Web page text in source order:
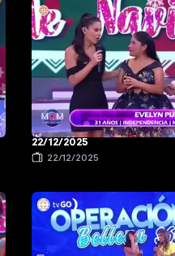
22/12/2025
22/12/2025